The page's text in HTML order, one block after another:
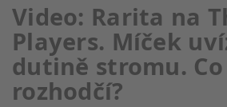
Video: Rarita na
Players. Míček
dutině stromu.
rozhodčí?